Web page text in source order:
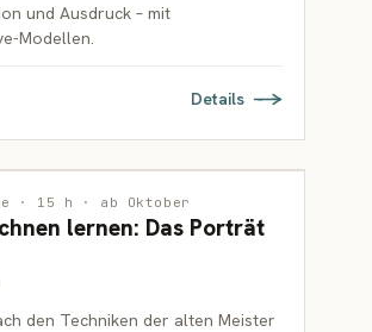
und Ausdruck – mit
Modellen.
Details
· 15 h · ab Oktober
lernen: Das Porträt
den Techniken der alten Meister